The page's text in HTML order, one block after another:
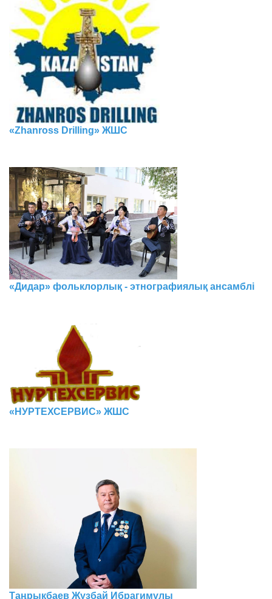
«Zhanross Drilling» ЖШС
«Дидар» фольклорлық - этнографиялық ансамблі
«НУРТЕХСЕРВИС» ЖШС
Таңрықбаев Жүзбай Ибрагимұлы